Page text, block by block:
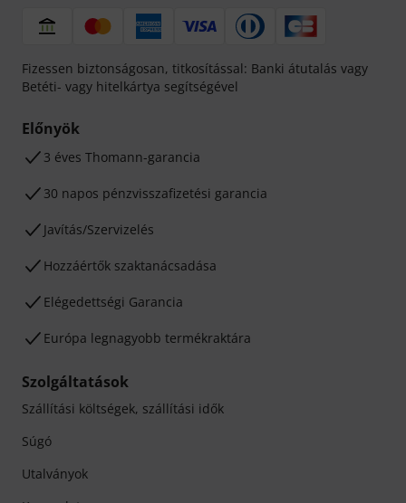
Fizessen biztonságosan, titkosítással: Banki átutalás vagy
Betéti- vagy hitelkártya segítségével
Előnyök
3 éves Thomann-garancia
30 napos pénzvisszafizetési garancia
Javítás/Szervizelés
Hozzáértők szaktanácsadása
Elégedettségi Garancia
Európa legnagyobb termékraktára
Szolgáltatások
Szállítási költségek, szállítási idők
Súgó
Utalványok